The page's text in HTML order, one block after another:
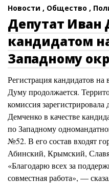
Новости , Общество ,
Депутат Иван
кандидатом
Западному
Регистрация кандидатов
Думу продолжается.
комиссия
Демченко в качестве
по Западному
№52. В его состав входят
Абинский, Крымский,
«Благодарю всех за
совместная работа», —